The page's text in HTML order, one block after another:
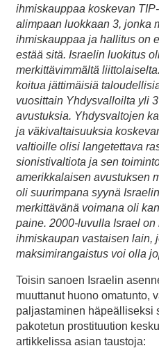
ihmiskauppaa koskevan
alimpaan luokkaan 3, jonka
ihmiskauppaa ja hallitus on
estää sitä. Israelin luokitus
merkittävimmältä
koitua jättimäisiä
vuosittain Yhdysvalloilta yli
avustuksia. Yhdysvaltojen
ja väkivaltaisuuksia
valtioille olisi langetettava
sionistivaltiota ja sen
amerikkalaisen avustuksen
oli suurimpana syynä
merkittävänä voimana oli
paine. 2000-luvulla Israel on
ihmiskaupan vastaisen lain,
maksimirangaistus voi olla
Toisin sanoen Israelin
muuttanut huono omatunto,
paljastaminen häpeälliseksi
pakotetun prostituution
artikkelissa asian taustoja: